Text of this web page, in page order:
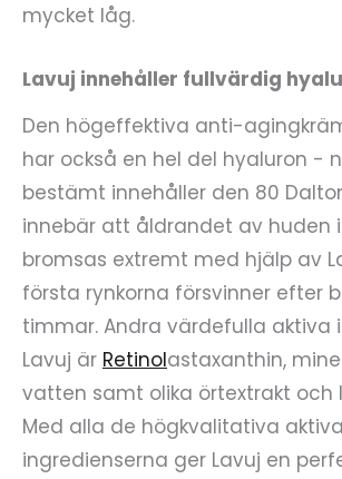
mycket låg.
Lavuj innehåller fullvärdig
Den högeffektiva anti-
har också en hel del hyaluron -
bestämt innehåller den 80
innebär att åldrandet av huden
bromsas extremt med hjälp av
första rynkorna försvinner efter
timmar. Andra värdefulla aktiva
Lavuj är Retinolastaxanthin,
vatten samt olika örtextrakt och
Med alla de högkvalitativa aktiva
ingredienserna ger Lavuj en